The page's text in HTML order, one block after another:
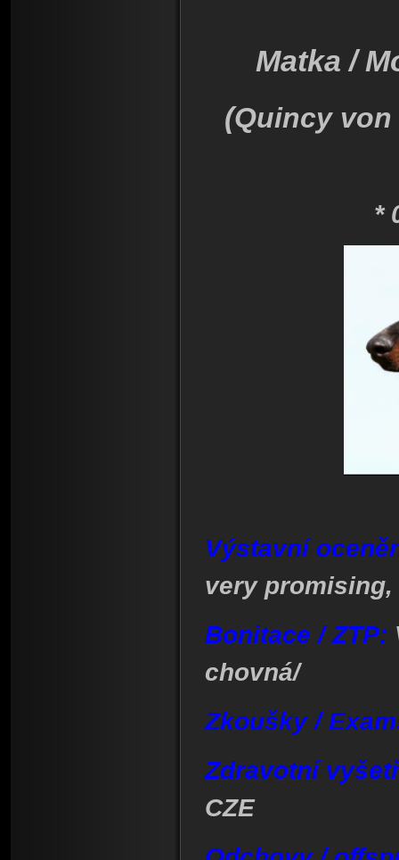
Matka /
(Quincy
*
Výstavní
very
Bonitace / ZTP:
chovná/
Zkoušky /
Zdravotní
CZE